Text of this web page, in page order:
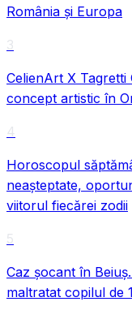
România și Europa
3
CelienArt X
concept artistic în
4
Horoscopul
neașteptate,
viitorul fiecărei zodii
5
Caz șocant în
maltratat copilul de